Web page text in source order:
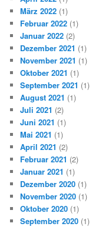
März 2022 (1)
Februar 2022 (1)
Januar 2022 (2)
Dezember 2021 (1)
November 2021 (1)
Oktober 2021 (1)
September 2021 (1)
August 2021 (1)
Juli 2021 (2)
Juni 2021 (1)
Mai 2021 (1)
April 2021 (2)
Februar 2021 (2)
Januar 2021 (1)
Dezember 2020 (1)
November 2020 (1)
Oktober 2020 (1)
September 2020 (1)